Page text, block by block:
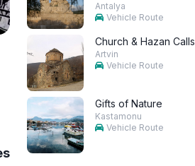
Antalya
Vehicle Route
Church & Hazan Calls
Artvin
Vehicle Route
Gifts of Nature
Kastamonu
Vehicle Route